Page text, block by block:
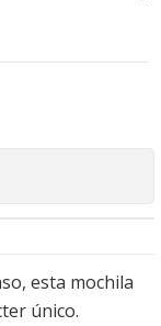
esta mochila
único.